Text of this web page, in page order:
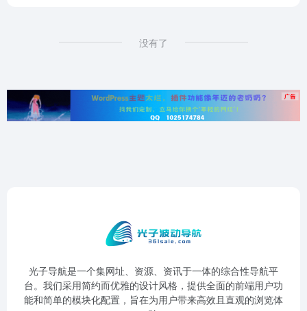
没有了
光子导航是一个集网址、资源、资讯于一体的综合性导航平
台。我们采用简约而优雅的设计风格，提供全面的前端用户功
能和简单的模块化配置，旨在为用户带来高效且直观的浏览体